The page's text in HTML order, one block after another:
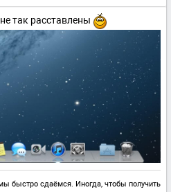
так расставлены
быстро сдаёмся. Иногда, чтобы получить